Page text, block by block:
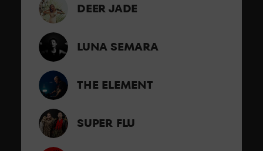
DEER JADE
LUNA SEMARA
THE ELEMENT
SUPER FLU